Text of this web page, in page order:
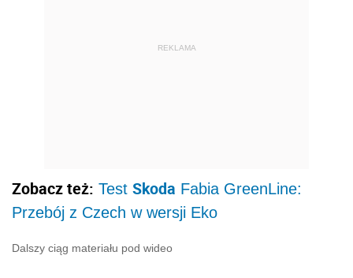
REKLAMA
Zobacz też: Test Skoda Fabia GreenLine:
Przebój z Czech w wersji Eko
Dalszy ciąg materiału pod wideo